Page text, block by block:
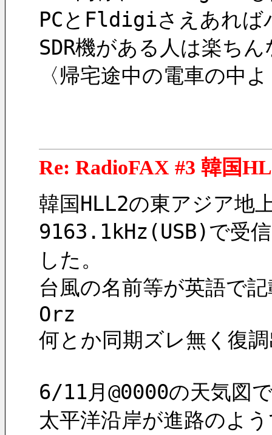
PCとFldigiさえあれば
SDR機がある人は楽ち
〈帰宅途中の電車の中
Re: RadioFAX #3 韓国
韓国HLL2の東アジア地
9163.1kHz(USB)で受
した。
台風の名前等が英語で
Orz
何とか同期ズレ無く復
6/11月@0000の天気図
太平洋沿岸が進路のよ